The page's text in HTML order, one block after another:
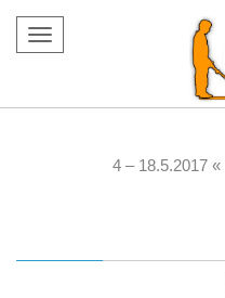
»
18.5.2017 – 4